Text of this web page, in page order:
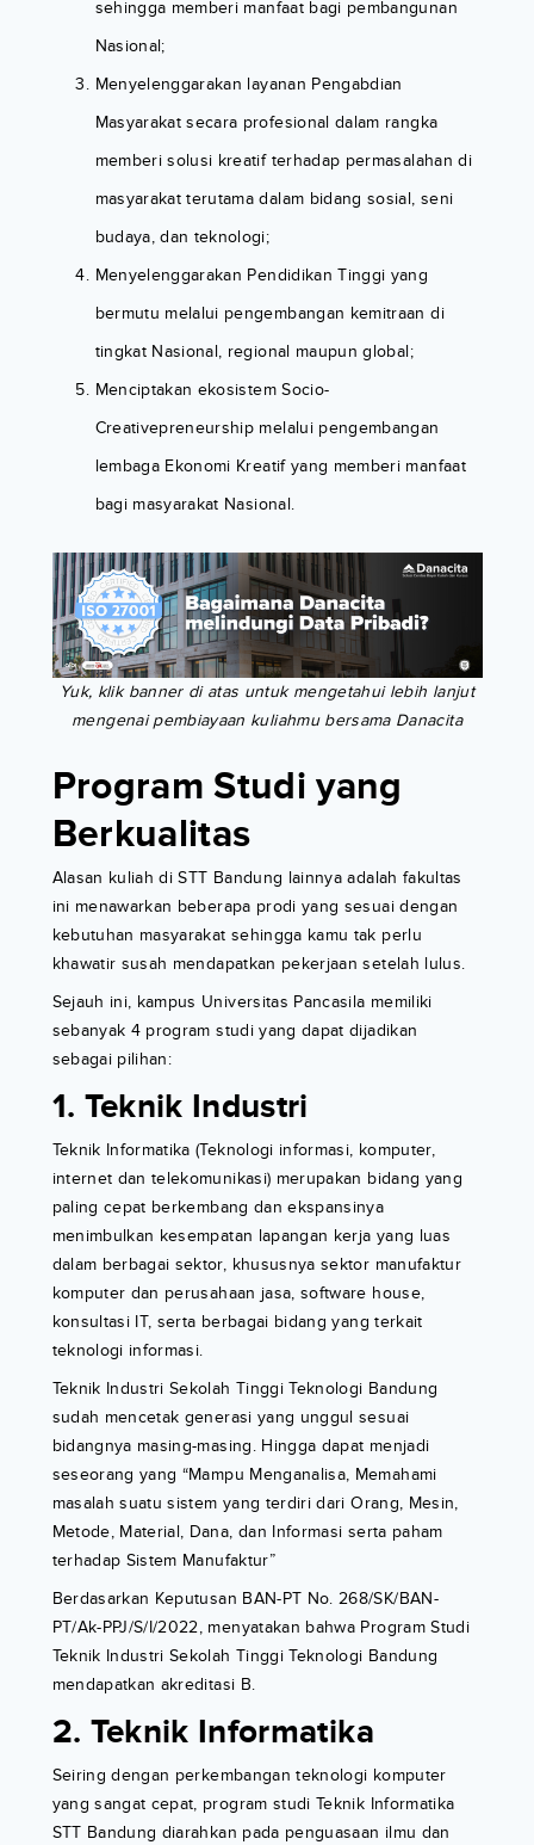
sehingga memberi manfaat bagi pembangunan
Nasional;
Menyelenggarakan layanan Pengabdian
Masyarakat secara profesional dalam rangka
memberi solusi kreatif terhadap permasalahan di
masyarakat terutama dalam bidang sosial, seni
budaya, dan teknologi;
Menyelenggarakan Pendidikan Tinggi yang
bermutu melalui pengembangan kemitraan di
tingkat Nasional, regional maupun global;
Menciptakan ekosistem Socio-
Creativepreneurship melalui pengembangan
lembaga Ekonomi Kreatif yang memberi manfaat
bagi masyarakat Nasional.
Yuk, klik banner di atas untuk mengetahui lebih lanjut
mengenai pembiayaan kuliahmu bersama Danacita
Program Studi yang
Berkualitas
Alasan kuliah di STT Bandung lainnya adalah fakultas
ini menawarkan beberapa prodi yang sesuai dengan
kebutuhan masyarakat sehingga kamu tak perlu
khawatir susah mendapatkan pekerjaan setelah lulus.
Sejauh ini, kampus Universitas Pancasila memiliki
sebanyak 4 program studi yang dapat dijadikan
sebagai pilihan:
1. Teknik Industri
Teknik Informatika (Teknologi informasi, komputer,
internet dan telekomunikasi) merupakan bidang yang
paling cepat berkembang dan ekspansinya
menimbulkan kesempatan lapangan kerja yang luas
dalam berbagai sektor, khususnya sektor manufaktur
komputer dan perusahaan jasa, software house,
konsultasi IT, serta berbagai bidang yang terkait
teknologi informasi.
Teknik Industri Sekolah Tinggi Teknologi Bandung
sudah mencetak generasi yang unggul sesuai
bidangnya masing-masing. Hingga dapat menjadi
seseorang yang “Mampu Menganalisa, Memahami
masalah suatu sistem yang terdiri dari Orang, Mesin,
Metode, Material, Dana, dan Informasi serta paham
terhadap Sistem Manufaktur”
Berdasarkan Keputusan BAN-PT No. 268/SK/BAN-
PT/Ak-PPJ/S/I/2022, menyatakan bahwa Program Studi
Teknik Industri Sekolah Tinggi Teknologi Bandung
mendapatkan akreditasi B.
2. Teknik Informatika
Seiring dengan perkembangan teknologi komputer
yang sangat cepat, program studi Teknik Informatika
STT Bandung diarahkan pada penguasaan ilmu dan